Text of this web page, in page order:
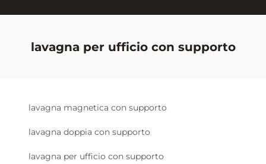
lavagna per ufficio con supporto
lavagna magnetica con supporto
lavagna doppia con supporto
lavagna per ufficio con supporto